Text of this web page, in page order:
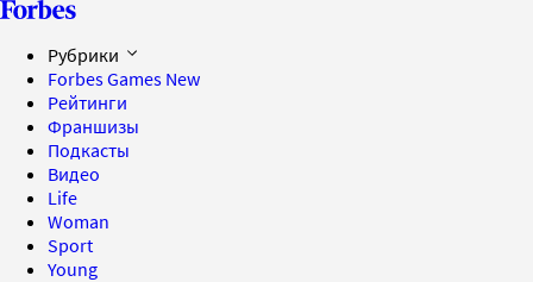
Рубрики
Forbes Games New
Рейтинги
Франшизы
Подкасты
Видео
Life
Woman
Sport
Young